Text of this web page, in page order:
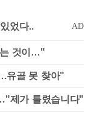
는 것이…"
유골 못 찾아"
제가 틀렸습니다"